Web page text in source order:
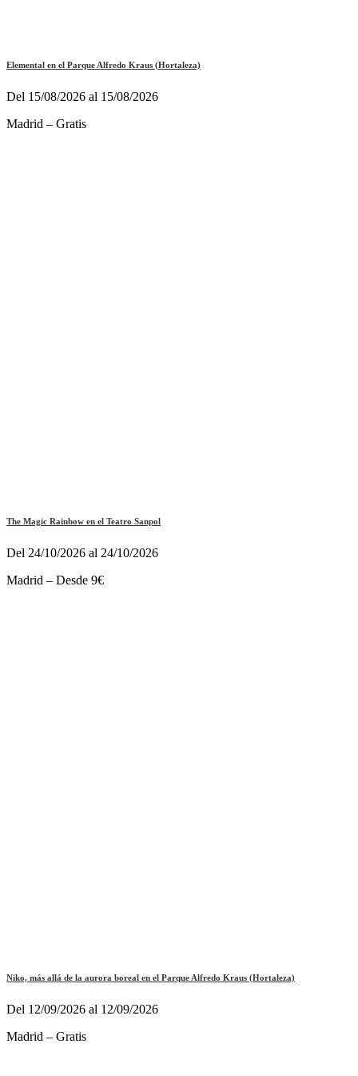
Elemental en el Parque Alfredo Kraus (Hortaleza)
Del 15/08/2026 al 15/08/2026
Madrid – Gratis
The Magic Rainbow en el Teatro Sanpol
Del 24/10/2026 al 24/10/2026
Madrid – Desde 9€
Niko, más allá de la aurora boreal en el Parque Alfredo Kraus (Hortaleza)
Del 12/09/2026 al 12/09/2026
Madrid – Gratis